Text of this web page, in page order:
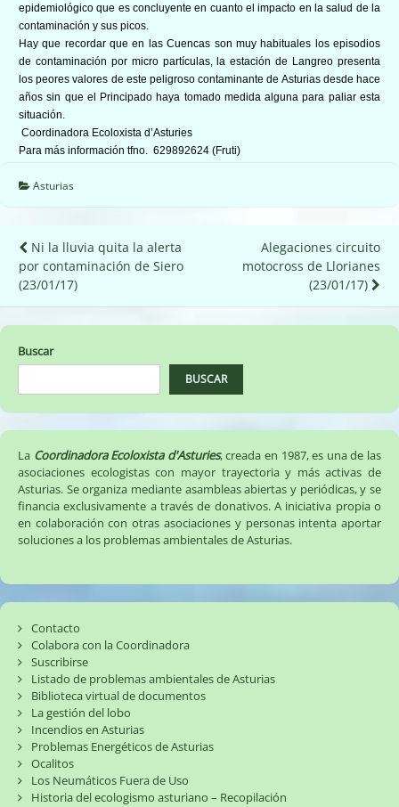
epidemiológico que es concluyente en cuanto el impacto en la salud de la
contaminación y sus picos.
Hay que recordar que en las Cuencas son muy habituales los episodios
de contaminación por micro partículas, la estación de Langreo presenta
los peores valores de este peligroso contaminante de Asturias desde hace
años sin que el Principado haya tomado medida alguna para paliar esta
situación.
Coordinadora Ecoloxista d’Asturies
Para más información tfno. 629892624 (Fruti)
Asturias
Navegación
de
entradas
Ni la lluvia quita la alerta
por contaminación de Siero
(23/01/17)
Alegaciones circuito
motocross de Llorianes
(23/01/17)
Buscar
BUSCAR
La Coordinadora Ecoloxista d'Asturies, creada en 1987, es una de las
asociaciones ecologistas con mayor trayectoria y más activas de
Asturias. Se organiza mediante asambleas abiertas y periódicas, y se
financia exclusivamente a través de donativos. A iniciativa propia o
en colaboración con otras asociaciones y personas intenta aportar
soluciones a los problemas ambientales de Asturias.
Contacto
Colabora con la Coordinadora
Suscribirse
Listado de problemas ambientales de Asturias
Biblioteca virtual de documentos
La gestión del lobo
Incendios en Asturias
Problemas Energéticos de Asturias
Ocalitos
Los Neumáticos Fuera de Uso
Historia del ecologismo asturiano – Recopilación